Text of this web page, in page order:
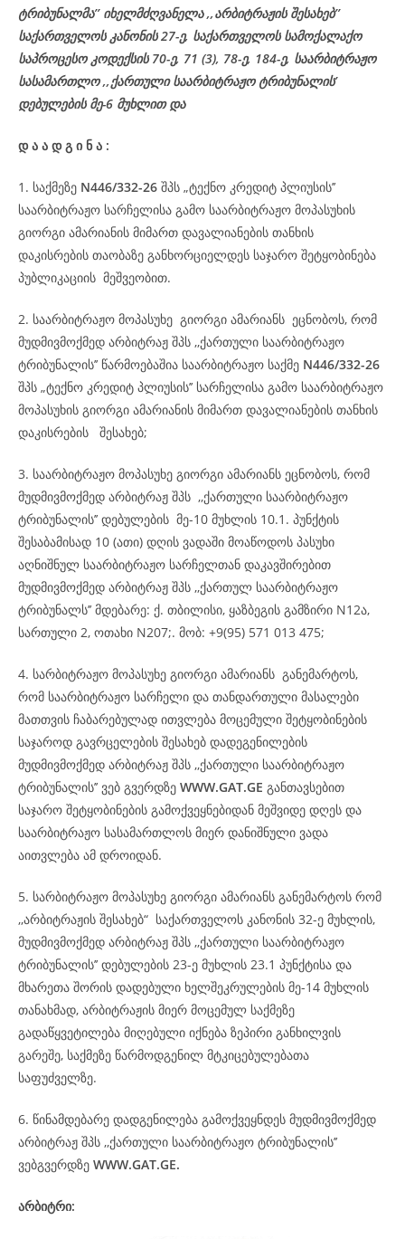
ტრიბუნალმა’’ იხელმძღვანელა,,არბიტრაჟის შესახებ’’
საქართველოს კანონის 27-ე, საქართველოს სამოქალაქო
საპროცესო კოდექსის 70-ე, 71 (3), 78-ე, 184-ე, საარბიტრაჟო
სასამართლო ,,ქართული საარბიტრაჟო ტრიბუნალის’
დებულების მე-6 მუხლით და
დ ა ა დ გ ი ნ ა :
1. საქმეზე N446/332-26 შპს „ტექნო კრედიტ პლიუსის’’
საარბიტრაჟო სარჩელისა გამო საარბიტრაჟო მოპასუხის
გიორგი ამარიანის მიმართ დავალიანების თანხის
დაკისრების თაობაზე განხორციელდეს საჯარო შეტყობინება
პუბლიკაციის მეშვეობით.
2. საარბიტრაჟო მოპასუხე გიორგი ამარიანს ეცნობოს, რომ
მუდმივმოქმედ არბიტრაჟ შპს ,,ქართული საარბიტრაჟო
ტრიბუნალის’’ წარმოებაშია საარბიტრაჟო საქმე N446/332-26
შპს „ტექნო კრედიტ პლიუსის’’ სარჩელისა გამო საარბიტრაჟო
მოპასუხის გიორგი ამარიანის მიმართ დავალიანების თანხის
დაკისრების შესახებ;
3. საარბიტრაჟო მოპასუხე გიორგი ამარიანს ეცნობოს, რომ
მუდმივმოქმედ არბიტრაჟ შპს ,,ქართული საარბიტრაჟო
ტრიბუნალის’’ დებულების მე-10 მუხლის 10.1. პუნქტის
შესაბამისად 10 (ათი) დღის ვადაში მოაწოდოს პასუხი
აღნიშნულ საარბიტრაჟო სარჩელთან დაკავშირებით
მუდმივმოქმედ არბიტრაჟ შპს ,,ქართულ საარბიტრაჟო
ტრიბუნალს’’ მდებარე: ქ. თბილისი, ყაზბეგის გამზირი N12ა,
სართული 2, ოთახი N207;. მობ: +9(95) 571 013 475;
4. სარბიტრაჟო მოპასუხე გიორგი ამარიანს განემარტოს,
რომ საარბიტრაჟო სარჩელი და თანდართული მასალები
მათთვის ჩაბარებულად ითვლება მოცემული შეტყობინების
საჯაროდ გავრცელების შესახებ დადეგენილების
მუდმივმოქმედ არბიტრაჟ შპს ,,ქართული საარბიტრაჟო
ტრიბუნალის’’ ვებ გვერდზე WWW.GAT.GE განთავსებით
საჯარო შეტყობინების გამოქვეყნებიდან მეშვიდე დღეს და
საარბიტრაჟო სასამართლოს მიერ დანიშნული ვადა
აითვლება ამ დროიდან.
5. სარბიტრაჟო მოპასუხე გიორგი ამარიანს განემარტოს რომ
,,არბიტრაჟის შესახებ“ საქართველოს კანონის 32-ე მუხლის,
მუდმივმოქმედ არბიტრაჟ შპს ,,ქართული საარბიტრაჟო
ტრიბუნალის’’ დებულების 23-ე მუხლის 23.1 პუნქტისა და
მხარეთა შორის დადებული ხელშეკრულების მე-14 მუხლის
თანახმად, არბიტრაჟის მიერ მოცემულ საქმეზე
გადაწყვეტილება მიღებული იქნება ზეპირი განხილვის
გარეშე, საქმეზე წარმოდგენილ მტკიცებულებათა
საფუძველზე.
6. წინამდებარე დადგენილება გამოქვეყნდეს მუდმივმოქმედ
არბიტრაჟ შპს ,,ქართული საარბიტრაჟო ტრიბუნალის’’
ვებგვერდზე WWW.GAT.GE.
არბიტრი: